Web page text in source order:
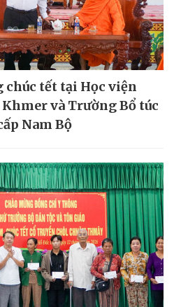
tết tại Học viện
và Trường Bổ túc
Nam Bộ